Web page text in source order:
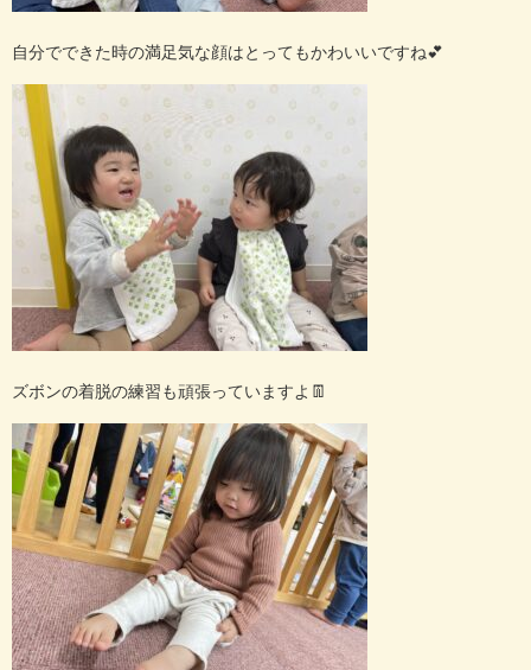
自分でできた時の満足気な顔はとってもかわいいですね💕
ズボンの着脱の練習も頑張っていますよ 👖